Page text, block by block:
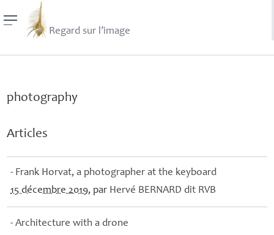
Regard sur l’image
photography
Articles
- Frank Horvat, a photographer at the keyboard
15 décembre 2019, par Hervé BERNARD dit RVB
- Architecture with a drone